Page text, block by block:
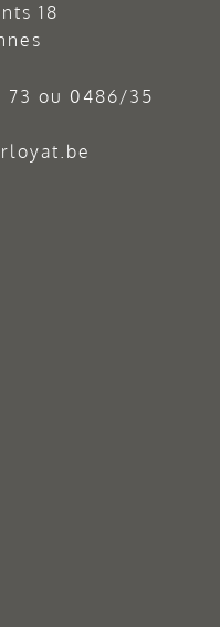
18
73 ou 0486/35